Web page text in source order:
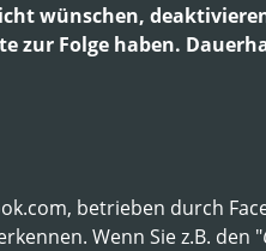
wünschen,
zur Folge haben.
betrieben durch
Wenn Sie z.B. den "